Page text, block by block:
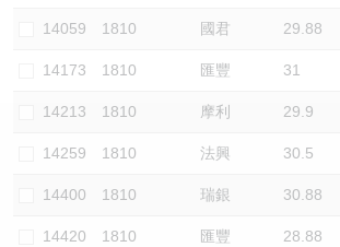
14059 1810 國君 29.88
14173 1810 匯豐 31
14213 1810 摩利 29.9
14259 1810 法興 30.5
14400 1810 瑞銀 30.88
14420 1810 匯豐 28.88
認股證/牛熊證日誌
認股證文件及公告
牛熊證到期結算價查詢
牛熊證分析儀
牛熊證文件及公告
中資ETFs溢價比較
AH 股價對照
ADR